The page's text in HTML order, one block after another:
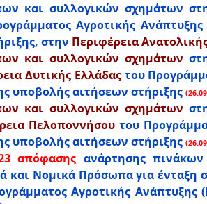
και συλλογικών σχημάτων
Αγροτικής
στην Περιφέρεια
και συλλογικών σχημάτων
Δυτικής Ελλάδαςτου
υποβολής αιτήσεων στήριξης
και συλλογικών σχημάτων
Πελοποννήσου του
υποβολής αιτήσεων στήριξης
απόφασης ανάρτησης
και Νομικά Πρόσωπα για ένταξη
Αγροτικής Ανάπτυξης